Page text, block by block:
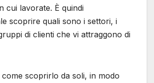
cui lavorate. È quindi
scoprire quali sono i settori, i
di clienti che vi attraggono di
scoprirlo da soli, in modo